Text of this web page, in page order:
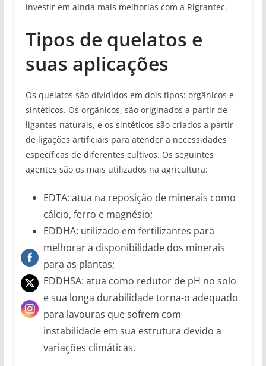
investir em ainda mais melhorias com a Rigrantec.
Tipos de quelatos e
suas aplicações
Os quelatos são divididos em dois tipos: orgânicos e
sintéticos. Os orgânicos, são originados a partir de
ligantes naturais, e os sintéticos são criados a partir
de ligações artificiais para atender a necessidades
específicas de diferentes cultivos. Os seguintes
agentes são os mais utilizados na agricultura:
EDTA: atua na reposição de minerais como
cálcio, ferro e magnésio;
EDDHA: utilizado em fertilizantes para
melhorar a disponibilidade dos minerais
para as plantas;
EDDHSA: atua como redutor de pH no solo
e sua longa durabilidade torna-o adequado
para lavouras que sofrem com
instabilidade em sua estrutura devido a
variações climáticas.